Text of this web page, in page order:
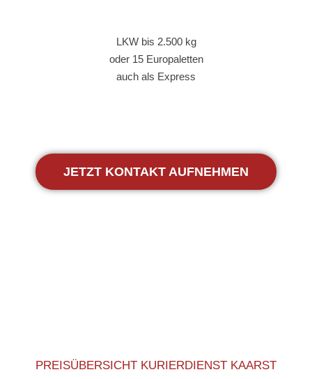
LKW bis 2.500 kg
oder 15 Europaletten
auch als Express
JETZT KONTAKT AUFNEHMEN
PREISÜBERSICHT KURIERDIENST KAARST